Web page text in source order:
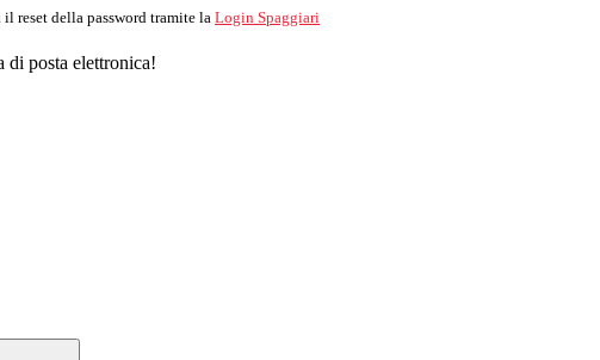
reset della password tramite la Login Spaggiari
di posta elettronica!